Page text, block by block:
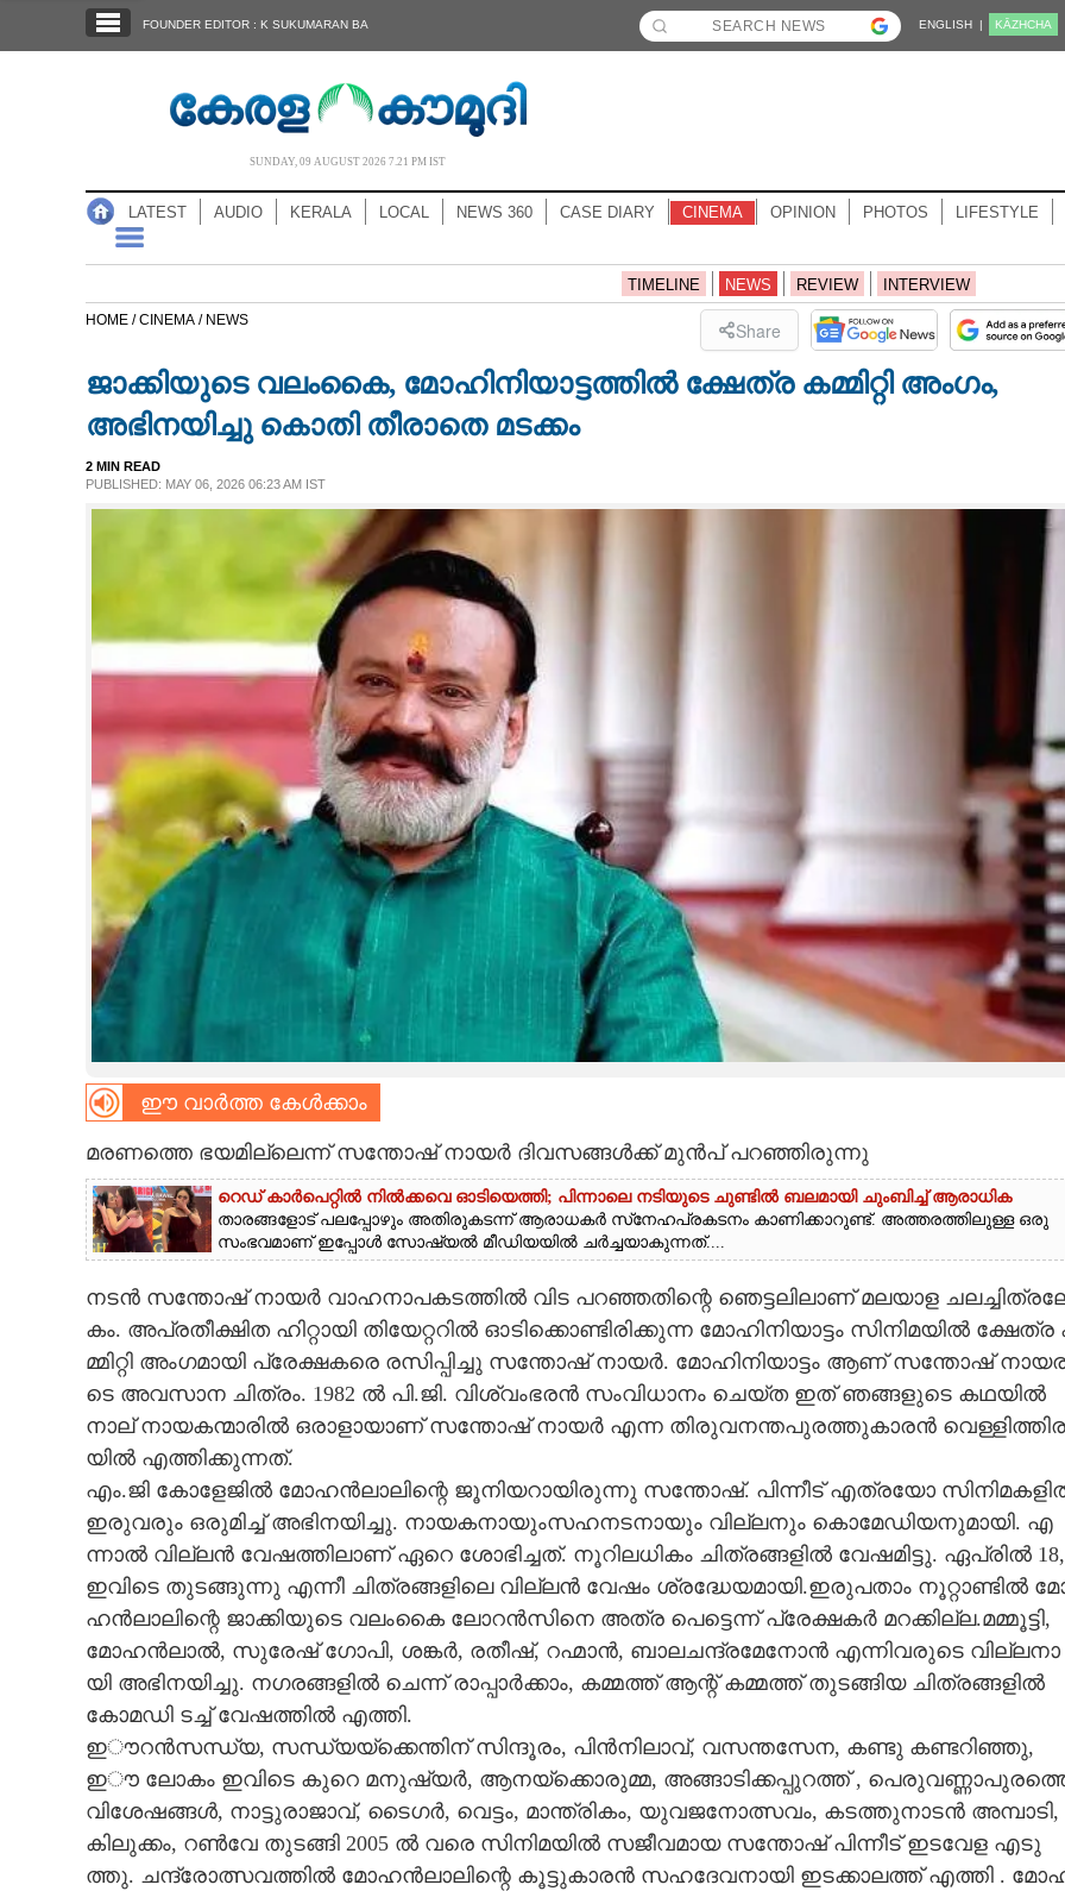
NOTIFIED NEWS
NEWS 360
CASE DIARY
SPIRITUAL
CARTOONS
FOUNDER EDITOR : K SUKUMARAN BA ENGLISH | KĀZHCHA
SUNDAY, 09 AUGUST 2026 7.21 PM IST
LATEST AUDIO KERALA LOCAL NEWS 360 CASE DIARY CINEMA OPINION PHOTOS LIFESTYLE
TIMELINE NEWS REVIEW INTERVIEW
HOME /CINEMA / NEWS Share
ജാക്കിയുടെ വലംകൈ, മോഹിനിയാട്ടത്തിൽ ക്ഷേത്ര കമ്മിറ്റി അംഗം,
അഭിനയിച്ചു കൊതി തീരാതെ മടക്കം
2 MIN READ
PUBLISHED: MAY 06, 2026 06:23 AM IST
ഈ വാർത്ത കേൾക്കാം
മരണത്തെ ഭയമില്ലെന്ന് സന്തോഷ് നായർ ദിവസങ്ങൾക്ക് മുൻപ് പറഞ്ഞിരുന്നു
റെഡ് കാർപെറ്റിൽ നിൽക്കവെ ഓടിയെത്തി; പിന്നാലെ നടിയുടെ ചുണ്ടിൽ ബലമായി ചുംബിച്ച് ആരാധിക
താരങ്ങളോട് പലപ്പോഴും അതിരുകടന്ന് ആരാധകർ സ്‌നേഹപ്രകടനം കാണിക്കാറുണ്ട്. അത്തരത്തിലുള്ള ഒരു
സംഭവമാണ് ഇപ്പോൾ സോഷ്യൽ മീഡിയയിൽ ചർച്ചയാകുന്നത്....
ന​ട​ൻ​ ​സ​ന്തോ​ഷ് ​നാ​യ​ർ​ ​വാ​ഹ​നാ​പ​ക​ട​ത്തി​ൽ​ ​വി​ട​ ​പ​റ​ഞ്ഞ​തി​ന്റെ​ ​ഞെ​ട്ട​ലി​ലാ​ണ് ​മ​ല​യാ​ള​
കം.​ ​അ​പ്ര​തീ​ക്ഷി​ത​ ​ഹി​റ്റാ​യി​ ​തി​യേ​റ്റ​റി​ൽ​ ​ഓ​ടി​ക്കൊ​ണ്ടി​രി​ക്കു​ന്ന​ ​മോ​ഹി​നി​യാ​ട്ടം​ ​സി​നി​മ​യി​ൽ​ ​ക്ഷേ​ത്ര​
മ്മി​റ്റി​ ​അം​ഗ​മാ​യി​ ​പ്രേ​ക്ഷ​ക​രെ​ ​ര​സി​പ്പി​ച്ചു​ ​സ​ന്തോ​ഷ് ​നാ​യ​ർ.​ ​മോ​ഹി​നി​യാ​ട്ടം​ ​ആ​ണ് ​സ​ന്തോ​ഷ്
ടെ​ ​അ​വ​സാ​ന​ ​ചി​ത്രം.​ 1982​ ​ൽ​ ​പി.​ജി.​ ​വി​ശ്വം​ഭ​ര​ൻ​ ​സം​വി​ധാ​നം​ ​ചെ​യ്ത​ ​ഇ​ത് ​ഞ​ങ്ങ​ളു​ടെ​ ​ക​ഥ​യി​ൽ​ ​
നാ​ല് ​നാ​യ​ക​ന്മാ​രി​ൽ​ ​ഒ​രാ​ളാ​യാ​ണ് ​സ​ന്തോ​ഷ് ​നാ​യ​ർ​ ​എ​ന്ന​ ​തി​രു​വ​ന​ന്ത​പു​ര​ത്തു​കാ​ര​ൻ​ ​വെ​ള്ളി​ത്തി​ര​
യി​ൽ​ ​എ​ത്തി​ക്കു​ന്ന​ത്.
എം.​ജി​ ​കോ​ളേ​ജി​ൽ​ ​മോ​ഹ​ൻ​ലാ​ലി​ന്റെ​ ​ജൂ​നി​യ​റാ​യി​രു​ന്നു​ ​സ​ന്തോ​ഷ്.​ ​പി​ന്നീ​ട് ​എ​ത്ര​യോ​
ഇ​രു​വ​രും​ ​ഒ​രു​മി​ച്ച് ​അ​ഭി​ന​യി​ച്ചു.​ ​നാ​യ​ക​നാ​യുംസ​ഹ​ന​ട​നാ​യും​ ​വി​ല്ല​നും​ ​കൊമേ​ഡി​യ​നു​മാ​യി.​ ​എ​
ന്നാ​ൽ​ ​വി​ല്ല​ൻ​ ​വേ​ഷ​ത്തി​ലാ​ണ് ​ഏ​റെ​ ​ശോ​ഭി​ച്ച​ത്.​ ​നൂ​റി​ല​ധി​കം​ ​ചി​ത്ര​ങ്ങ​ളി​ൽ​ ​വേ​ഷ​മി​ട്ടു. ഏ​പ്രി​ൽ​ 18,​ ​
ഇ​വി​ടെ​ ​തു​ട​ങ്ങു​ന്നു​ ​എ​ന്നീ​ ​ചി​ത്ര​ങ്ങ​ളി​ലെ​ ​വി​ല്ല​ൻ​ ​വേ​ഷം​ ​ശ്ര​ദ്ധേ​യ​മാ​യി.​ഇ​രു​പ​താം​ ​നൂ​റ്റാ​ണ്ടി​ൽ​
ഹ​ൻ​ലാ​ലി​ന്റെ​ ​ജാ​ക്കി​യു​ടെ​ ​വ​ലം​കൈ ലോ​റ​ൻ​സി​നെ​ ​അ​ത്ര​ ​പെ​ട്ടെ​ന്ന് ​പ്രേ​ക്ഷ​ക​ർ​ ​മ​റ​ക്കി​ല്ല.മ​മ്മൂ​ട്ടി,​ ​
മോ​ഹ​ൻ​ലാ​ൽ,​ ​സു​രേ​ഷ് ​ഗോ​പി,​ ​ശ​ങ്ക​ർ,​ ​ര​തീ​ഷ്,​ ​റ​ഹ്മാ​ൻ,​ ​ബാ​ല​ച​ന്ദ്ര​മേ​നോ​ൻ​ ​എ​ന്നി​വ​രു​ടെ​ ​വി​ല്ല​നാ​
യി​ ​അ​ഭി​ന​യി​ച്ചു. ന​ഗ​ര​ങ്ങ​ളി​ൽ​ ​ചെ​ന്ന് ​രാ​പ്പാ​ർ​ക്കാം,​ ​ക​മ്മ​ത്ത് ​ആ​ന്റ് ​ക​മ്മ​ത്ത് ​തു​ട​ങ്ങി​യ​ ​ചി​ത്ര​ങ്ങ​ളി​ൽ​ ​
കോ​മ​ഡി​ ​ട​ച്ച് ​വേ​ഷ​ത്തി​ൽ​ ​എ​ത്തി.
ഇൗ​റ​ൻ​സ​ന്ധ്യ,​ ​സ​ന്ധ്യ​യ്ക്കെ​ന്തി​ന് ​സി​ന്ദൂ​രം,​ ​പി​ൻ​നി​ലാ​വ്,​ ​വ​സ​ന്ത​സേ​ന,​ ​ക​ണ്ടു​ ​ക​ണ്ട​റി​ഞ്ഞു,​ ​
ഇൗ​ ​ലോ​കം​ ​ഇ​വി​ടെ​ ​കു​റെ​ ​മ​നു​ഷ്യ​ർ,​ ​ആ​ന​യ്ക്കൊ​രു​മ്മ,​ ​അ​ങ്ങാ​ടി​ക്ക​പ്പു​റ​ത്ത് ,​
വി​ശേ​ഷ​ങ്ങ​ൾ,​ ​നാ​ട്ടു​രാ​ജാ​വ്,​ ​ടൈ​ഗ​ർ,​ ​വെ​ട്ടം,​ ​മാ​ന്ത്രി​കം,​ ​യു​വ​ജ​നോ​ത്സ​വം,​ ​ക​ട​ത്തു​നാ​ട​ൻ​ ​അ​മ്പാ​ടി,​ ​
കി​ലു​ക്കം,​ ​റ​ൺ​വേ​ ​തു​ട​ങ്ങി​ 2005​ ​ൽ​ ​വ​രെ​ ​സി​നി​മ​യി​ൽ​ ​സ​ജീ​വ​മാ​യ​ ​സ​ന്തോ​ഷ് ​പി​ന്നീ​ട് ​ഇ​ട​വേ​ള​ ​എ​ടു​
ത്തു.​ ​ചന്ദ്രോത്സ​വ​ത്തി​ൽ​ ​മോ​ഹ​ൻ​ലാ​ലി​ന്റെ​ ​കൂ​ട്ടു​കാ​ര​ൻ​ ​സ​ഹ​ദേ​വ​നായി ​ഇ​ട​ക്കാ​ല​ത്ത് ​എ​ത്തി​ .​